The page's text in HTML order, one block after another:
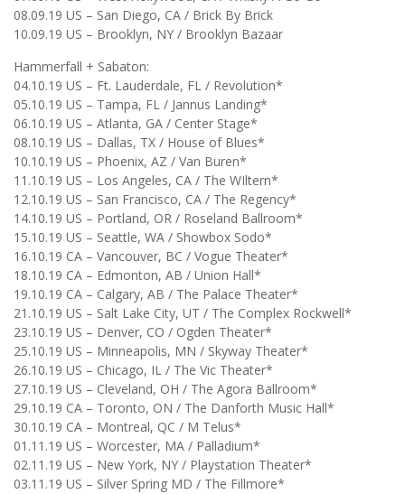
08.09.19 US – San Diego, CA / Brick By Brick
10.09.19 US – Brooklyn, NY / Brooklyn Bazaar
Hammerfall + Sabaton:
04.10.19 US – Ft. Lauderdale, FL / Revolution*
05.10.19 US – Tampa, FL / Jannus Landing*
06.10.19 US – Atlanta, GA / Center Stage*
08.10.19 US – Dallas, TX / House of Blues*
10.10.19 US – Phoenix, AZ / Van Buren*
11.10.19 US – Los Angeles, CA / The WIltern*
12.10.19 US – San Francisco, CA / The Regency*
14.10.19 US – Portland, OR / Roseland Ballroom*
15.10.19 US – Seattle, WA / Showbox Sodo*
16.10.19 CA – Vancouver, BC / Vogue Theater*
18.10.19 CA – Edmonton, AB / Union Hall*
19.10.19 CA – Calgary, AB / The Palace Theater*
21.10.19 US – Salt Lake City, UT / The Complex Rockwell*
23.10.19 US – Denver, CO / Ogden Theater*
25.10.19 US – Minneapolis, MN / Skyway Theater*
26.10.19 US – Chicago, IL / The Vic Theater*
27.10.19 US – Cleveland, OH / The Agora Ballroom*
29.10.19 CA – Toronto, ON / The Danforth Music Hall*
30.10.19 CA – Montreal, QC / M Telus*
01.11.19 US – Worcester, MA / Palladium*
02.11.19 US – New York, NY / Playstation Theater*
03.11.19 US – Silver Spring MD / The Fillmore*